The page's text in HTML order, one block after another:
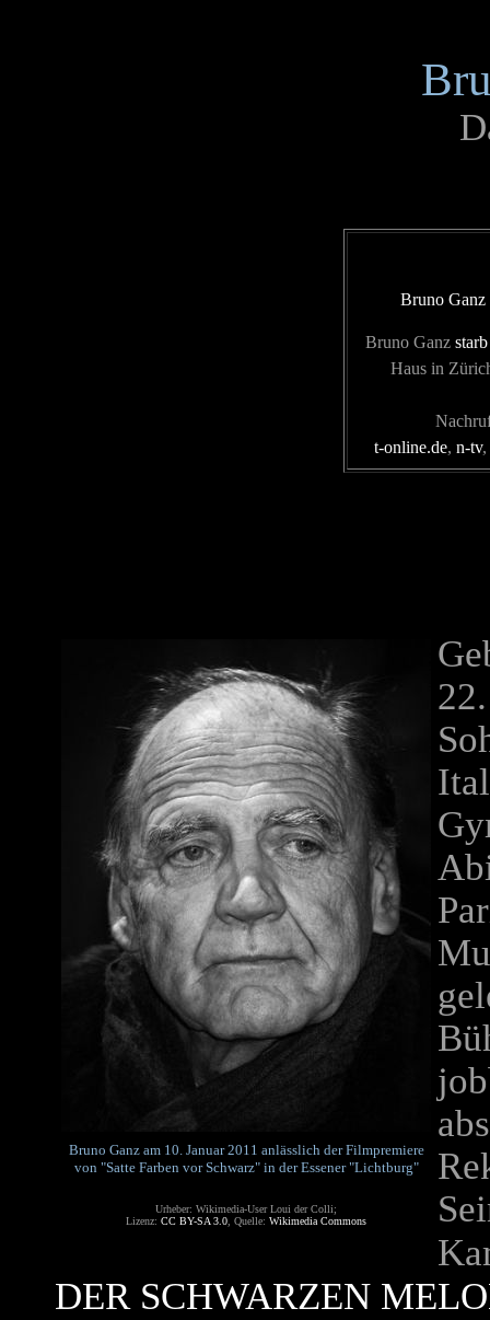
Bruno
Bruno Ganz
Haus in
t-online.de, n-tv,
Bruno Ganz am 10. Januar 2011 anlässlich der Filmpremiere
von "Satte Farben vor Schwarz" in der Essener "Lichtburg"
Urheber: Wikimedia-User Loui der Colli;
Lizenz: CC BY-SA 3.0 , Quelle: Wikimedia Commons
DER SCHWARZEN